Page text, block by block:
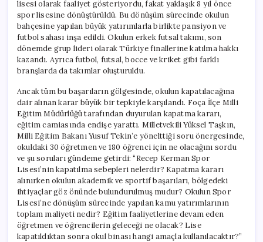
lisesi olarak faaliyet gösteriyordu, fakat yaklaşık 8 yıl önce
spor lisesine dönüştürüldü. Bu dönüşüm sürecinde okulun
bahçesine yapılan büyük yatırımlarla birlikte pansiyon ve
futbol sahası inşa edildi. Okulun erkek futsal takımı, son
dönemde grup lideri olarak Türkiye finallerine katılma hakkı
kazandı. Ayrıca futbol, futsal, bocce ve kriket gibi farklı
branşlarda da takımlar oluşturuldu.
Ancak tüm bu başarıların gölgesinde, okulun kapatılacağına
dair alınan karar büyük bir tepkiyle karşılandı. Foça İlçe Milli
Eğitim Müdürlüğü tarafından duyurulan kapatma kararı,
eğitim camiasında endişe yarattı. Milletvekili Yüksel Taşkın,
Milli Eğitim Bakanı Yusuf Tekin’e yönelttiği soru önergesinde,
okuldaki 30 öğretmen ve 180 öğrenci için ne olacağını sordu
ve şu soruları gündeme getirdi: “Recep Kerman Spor
Lisesi’nin kapatılma sebepleri nelerdir? Kapatma kararı
alınırken okulun akademik ve sportif başarıları, bölgedeki
ihtiyaçlar göz önünde bulundurulmuş mudur? Okulun Spor
Lisesi’ne dönüşüm sürecinde yapılan kamu yatırımlarının
toplam maliyeti nedir? Eğitim faaliyetlerine devam eden
öğretmen ve öğrencilerin geleceği ne olacak? Lise
kapatıldıktan sonra okul binası hangi amaçla kullanılacaktır?”